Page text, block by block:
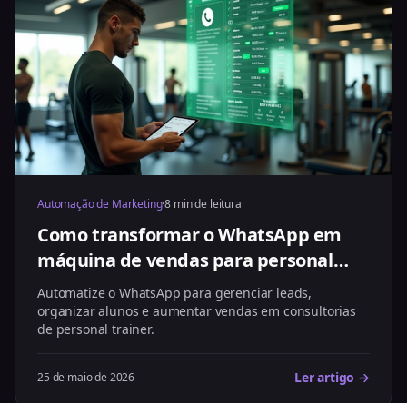
Automação de Marketing·8 min de leitura
Como transformar o WhatsApp em
máquina de vendas para personal
trainer
Automatize o WhatsApp para gerenciar leads,
organizar alunos e aumentar vendas em consultorias
de personal trainer.
25 de maio de 2026 Ler artigo →